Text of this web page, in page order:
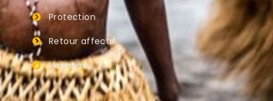
Protection
Retour affectif
Voyance